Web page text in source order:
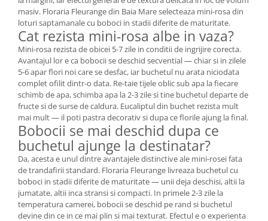
masiv. Floraria Fleurange din Baia Mare selecteaza mini-rosa din
loturi saptamanale cu boboci in stadii diferite de maturitate.
Cat rezista mini-rosa albe in vaza?
Mini-rosa rezista de obicei 5-7 zile in conditii de ingrijire corecta.
Avantajul lor e ca bobocii se deschid secvential — chiar si in zilele
5-6 apar flori noi care se desfac, iar buchetul nu arata niciodata
complet ofilit dintr-o data. Re-taie tijele oblic sub apa la fiecare
schimb de apa, schimba apa la 2-3 zile si tine buchetul departe de
fructe si de surse de caldura. Eucaliptul din buchet rezista mult
mai mult — il poti pastra decorativ si dupa ce florile ajung la final.
Bobocii se mai deschid dupa ce
buchetul ajunge la destinatar?
Da, acesta e unul dintre avantajele distinctive ale mini-rosei fata
de trandafirii standard. Floraria Fleurange livreaza buchetul cu
boboci in stadii diferite de maturitate — unii deja deschisi, altii la
jumatate, altii inca stransi si compacti. In primele 2-3 zile la
temperatura camerei, bobocii se deschid pe rand si buchetul
devine din ce in ce mai plin si mai texturat. Efectul e o experienta